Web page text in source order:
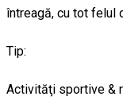
întreagă, cu tot felul
Tip:
Activităţi sportive &